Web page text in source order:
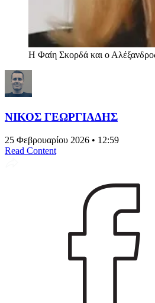
Η Φαίη Σκορδά και ο
ΝΙΚΟΣ ΓΕΩΡΓΙΑΔΗΣ
25 Φεβρουαρίου 2026 • 12:59
Read Content